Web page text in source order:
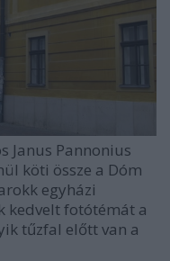
Janus Pannonius
köti össze a Dóm
egyházi
kedvelt fotótémát a
tűzfal előtt van a